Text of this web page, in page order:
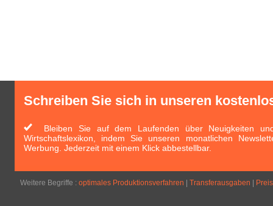
Schreiben Sie sich in unseren
Bleiben Sie auf dem Laufenden über Neuigkeiten
Wirtschaftslexikon, indem Sie unseren monatlichen
Werbung. Jederzeit mit einem Klick abbestellbar.
Weitere Begriffe : optimales Produktionsverfahren Transferausgaben